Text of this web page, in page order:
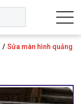
Sửa màn hình quảng